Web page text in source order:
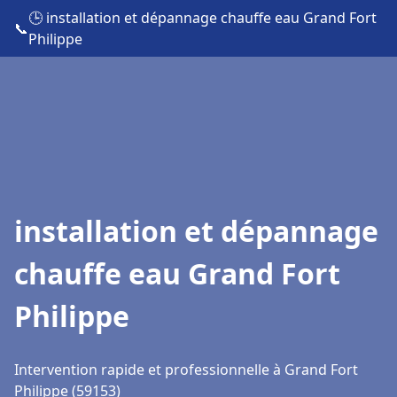
📞
🕒 installation et dépannage chauffe eau Grand Fort
Philippe
installation et dépannage
chauffe eau Grand Fort
Philippe
Intervention rapide et professionnelle à Grand Fort
Philippe (59153)